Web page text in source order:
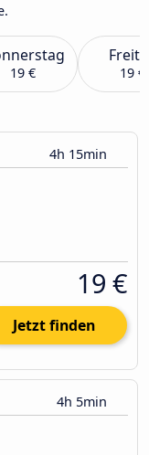
19 € 19 €
4h 15min
19 €
Jetzt finden
4h 5min